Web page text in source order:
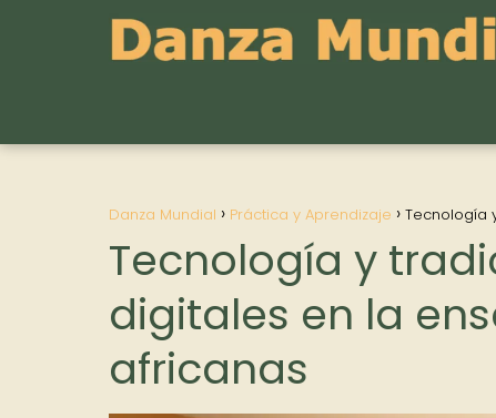
Danza Mundial Práctica y Aprendizaje Tecnología
Tecnología y
digitales en la
africanas